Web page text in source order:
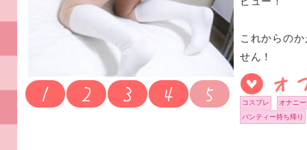
これからの
せん！
コスプレ
オナニ
パンティー持ち帰り